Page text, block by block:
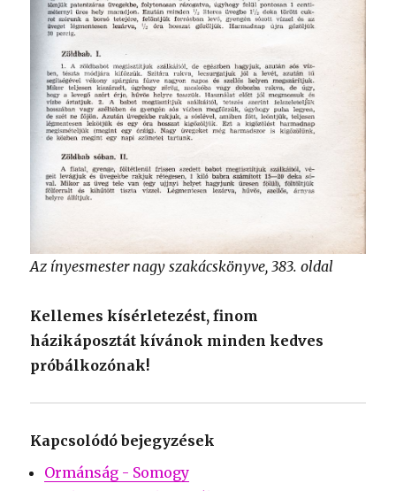
Az ínyesmester nagy szakácskönyve, 383. oldal
Kellemes kísérletezést, finom
házikáposztát kívánok minden kedves
próbálkozónak!
Kapcsolódó bejegyzések
Ormánság - Somogy